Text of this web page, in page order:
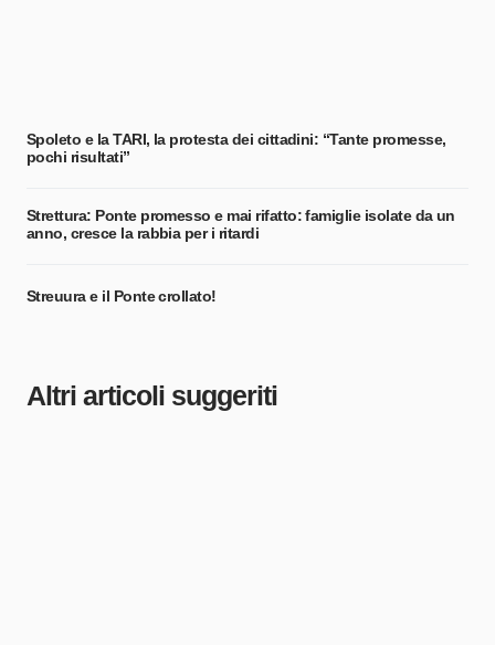
Spoleto e la TARI, la protesta dei cittadini: “Tante promesse,
pochi risultati”
Strettura: Ponte promesso e mai rifatto: famiglie isolate da un
anno, cresce la rabbia per i ritardi
Streuura e il Ponte crollato!
Altri articoli suggeriti